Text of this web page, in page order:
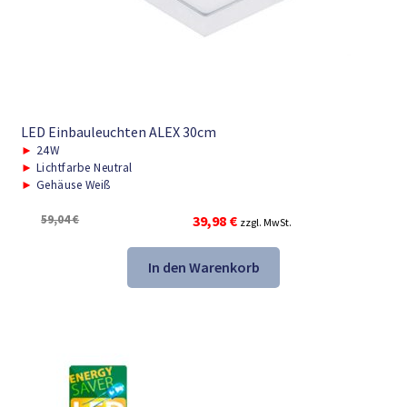
LED Einbauleuchten ALEX 30cm
► 24W
► Lichtfarbe Neutral
► Gehäuse Weiß
59,04€
Ursprünglicher
Preis
war:
59,04 €
39,98 €Aktueller
Preis
ist:
39,98 €.
zzgl. MwSt.
In den Warenkorb